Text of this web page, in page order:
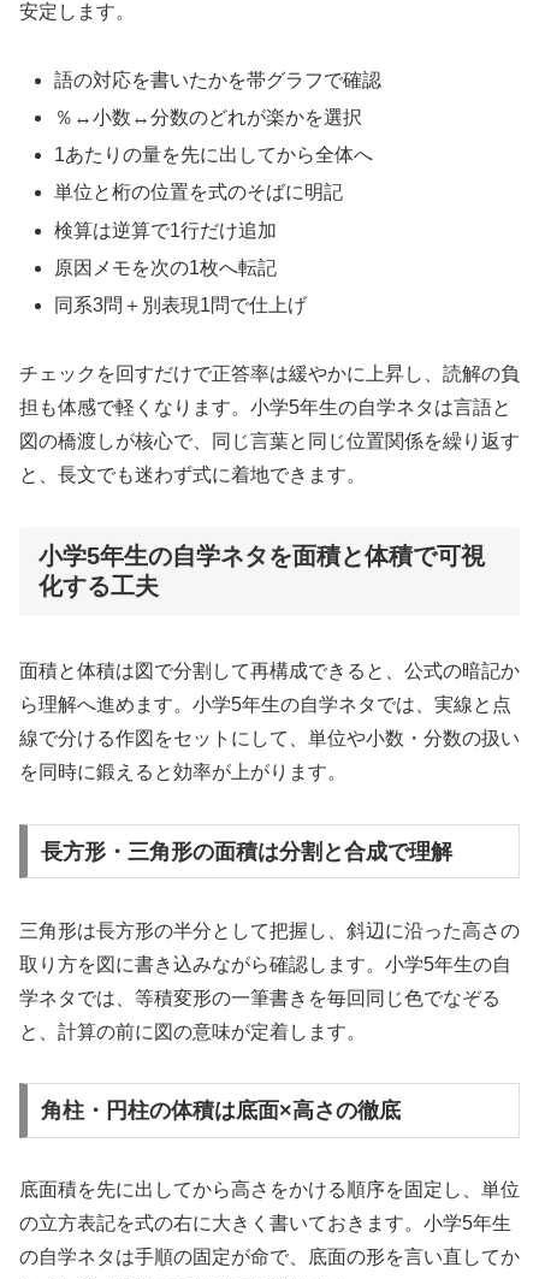
安定します。
語の対応を書いたかを帯グラフで確認
％↔小数↔分数のどれが楽かを選択
1あたりの量を先に出してから全体へ
単位と桁の位置を式のそばに明記
検算は逆算で1行だけ追加
原因メモを次の1枚へ転記
同系3問＋別表現1問で仕上げ
チェックを回すだけで正答率は緩やかに上昇し、読解の負
担も体感で軽くなります。小学5年生の自学ネタは言語と
図の橋渡しが核心で、同じ言葉と同じ位置関係を繰り返す
と、長文でも迷わず式に着地できます。
小学5年生の自学ネタを面積と体積で可視
化する工夫
面積と体積は図で分割して再構成できると、公式の暗記か
ら理解へ進めます。小学5年生の自学ネタでは、実線と点
線で分ける作図をセットにして、単位や小数・分数の扱い
を同時に鍛えると効率が上がります。
長方形・三角形の面積は分割と合成で理解
三角形は長方形の半分として把握し、斜辺に沿った高さの
取り方を図に書き込みながら確認します。小学5年生の自
学ネタでは、等積変形の一筆書きを毎回同じ色でなぞる
と、計算の前に図の意味が定着します。
角柱・円柱の体積は底面×高さの徹底
底面積を先に出してから高さをかける順序を固定し、単位
の立方表記を式の右に大きく書いておきます。小学5年生
の自学ネタは手順の固定が命で、底面の形を言い直してか